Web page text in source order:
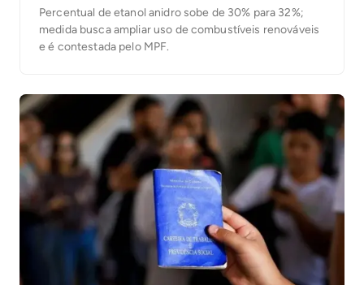
Percentual de etanol anidro sobe de 30% para 32%;
medida busca ampliar uso de combustíveis renováveis
e é contestada pelo MPF.